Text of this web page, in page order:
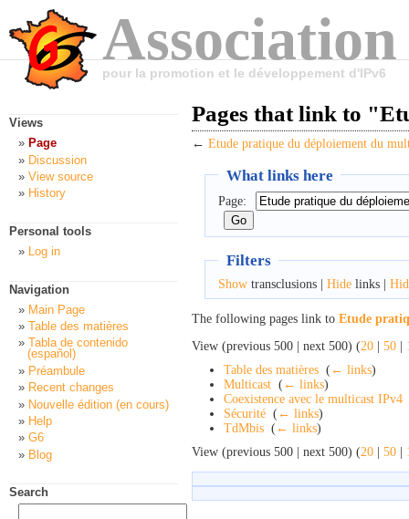
pour la promotion et le développement d'IPv6
Pages that link to
← Etude pratique du déploiement du
What links here
Page:
Filters
Showtransclusions | Hidelinks |
The following pages link to Etude
View (previous 500 | next 500) (20 | 50 |
Table des matières ( ← links)
Multicast ( ← links)
Coexistence avec le multicast IPv4
Sécurité ( ← links)
TdMbis ( ← links)
View (previous 500 | next 500) (20 | 50 |
Views
Page
Discussion
View source
History
Personal tools
Log in
Navigation
Main Page
Table des matières
Tabla de contenido
(español)
Préambule
Recent changes
Nouvelle édition (en cours)
Help
G6
Blog
Search